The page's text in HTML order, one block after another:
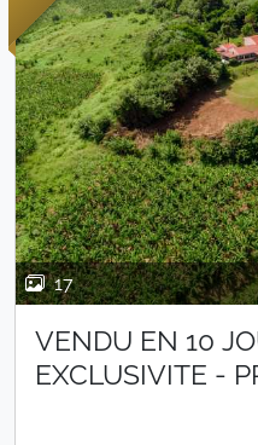
17
VENDU EN 10
EXCLUSIVITE -
D'EXCEPTION -